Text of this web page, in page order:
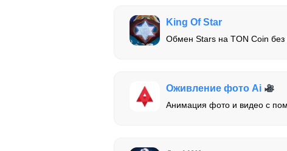
King Of Star
Обмен Stars на TON Coin без
Оживление фото Ai
Анимация фото и видео с